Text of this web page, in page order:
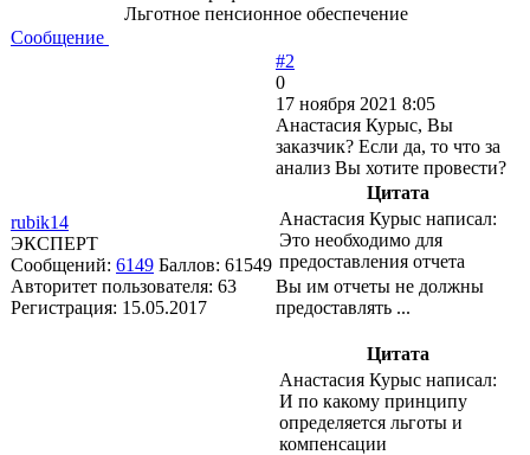
Льготное пенсионное обеспечение
Сообщение
rubik14
ЭКСПЕРТ
Сообщений: 6149 Баллов: 61549
Авторитет пользователя: 63
Регистрация: 15.05.2017
#2
0
17 ноября 2021 8:05
Анастасия Курыс, Вы
заказчик? Если да, то что за
анализ Вы хотите провести?
Цитата
Анастасия Курыс написал:
Это необходимо для
предоставления отчета
Вы им отчеты не должны
предоставлять ...
Цитата
Анастасия Курыс написал:
И по какому принципу
определяется льготы и
компенсации